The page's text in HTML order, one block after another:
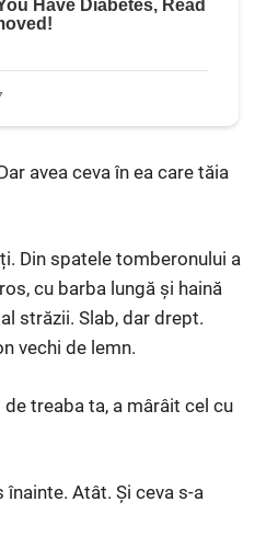
avea ceva în ea care tăia
Din spatele tomberonului a
cu barba lungă și haină
străzii. Slab, dar drept.
vechi de lemn.
treaba ta, a mârâit cel cu
Atât. Și ceva s-a